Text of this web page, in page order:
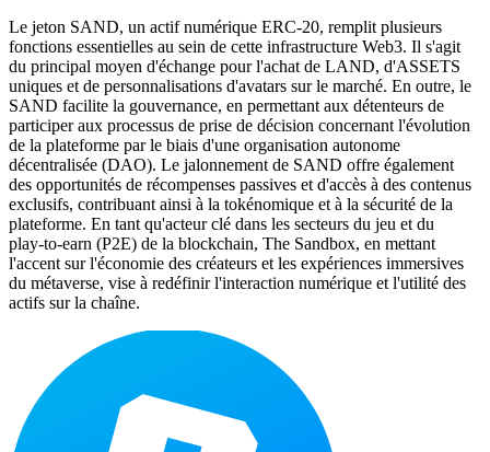
Le jeton SAND, un actif numérique ERC-20, remplit plusieurs
fonctions essentielles au sein de cette infrastructure Web3. Il s'agit
du principal moyen d'échange pour l'achat de LAND, d'ASSETS
uniques et de personnalisations d'avatars sur le marché. En outre, le
SAND facilite la gouvernance, en permettant aux détenteurs de
participer aux processus de prise de décision concernant l'évolution
de la plateforme par le biais d'une organisation autonome
décentralisée (DAO). Le jalonnement de SAND offre également
des opportunités de récompenses passives et d'accès à des contenus
exclusifs, contribuant ainsi à la tokénomique et à la sécurité de la
plateforme. En tant qu'acteur clé dans les secteurs du jeu et du
play-to-earn (P2E) de la blockchain, The Sandbox, en mettant
l'accent sur l'économie des créateurs et les expériences immersives
du métaverse, vise à redéfinir l'interaction numérique et l'utilité des
actifs sur la chaîne.